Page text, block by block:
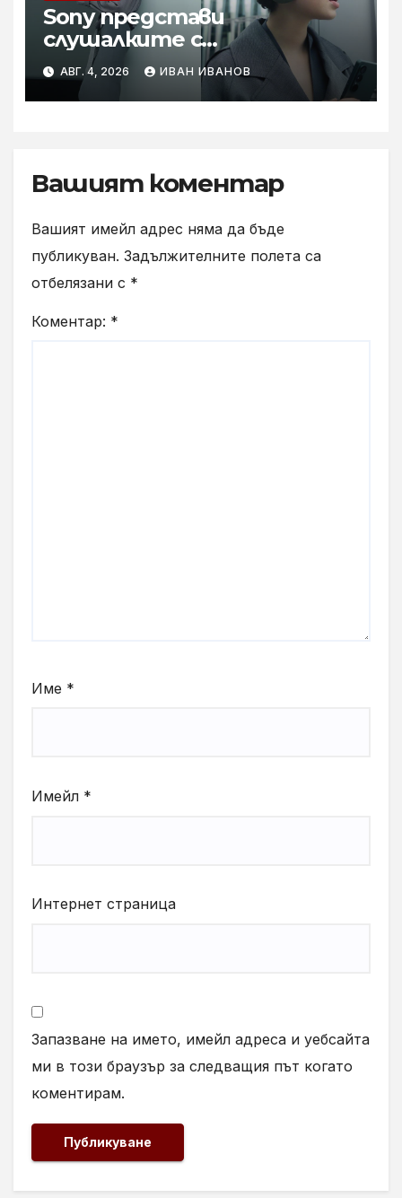
Sony представи
слушалките с
шумопотискане WH-
1000XM6 в нов цвят „Olive
Gray“
АВГ. 4, 2026 ИВАН ИВАНОВ
Вашият коментар
Вашият имейл адрес няма да бъде
публикуван. Задължителните полета са
отбелязани с *
Коментар: *
Име *
Имейл *
Интернет страница
Запазване на името, имейл адреса и уебсайта
ми в този браузър за следващия път когато
коментирам.